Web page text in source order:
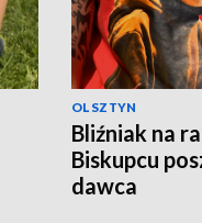
OLSZTYN
Bliźniak na
Biskupcu
dawca